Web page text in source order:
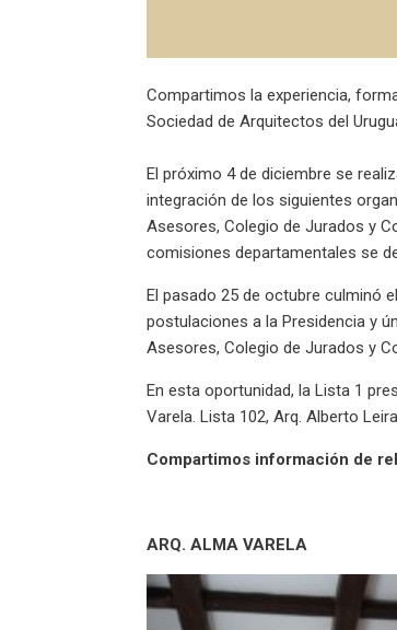
Compartimos la experiencia,
Sociedad de Arquitectos del
El próximo 4 de diciembre se
integración de los siguientes
Asesores, Colegio de Jurados y
comisiones departamentales se
El pasado 25 de octubre culminó
postulaciones a la Presidencia y
Asesores, Colegio de Jurados y
En esta oportunidad, la Lista 1
Varela. Lista 102, Arq. Alberto
Compartimos información de
ARQ. ALMA VARELA